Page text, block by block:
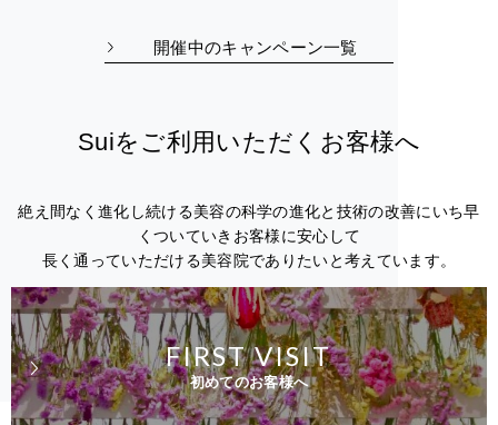
開催中のキャンペーン一覧
Suiをご利用いただくお客様へ
絶え間なく進化し続ける美容の科学の進化と技術の改善にいち早
くついていきお客様に安心して
長く通っていただける美容院でありたいと考えています。
初めてのお客様へ
FIRST VISIT